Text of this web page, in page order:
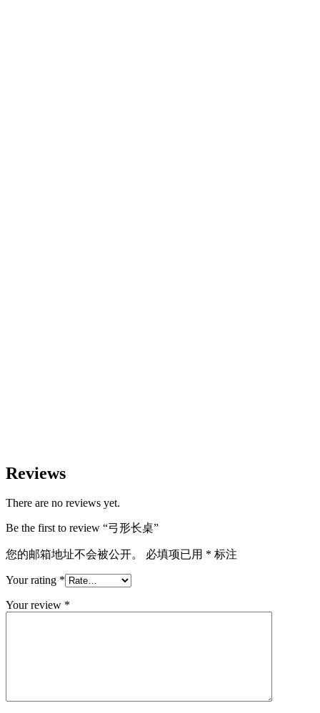
Reviews
There are no reviews yet.
Be the first to review “弓形长桌”
您的邮箱地址不会被公开。 必填项已用 * 标注
Your rating *
Your review *